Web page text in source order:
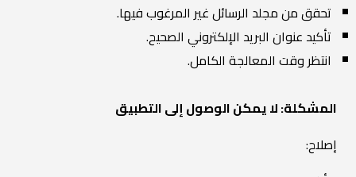
تحقق من مجلد الرسائل غير المرغوب فيها.
تأكيد عنوان البريد الإلكتروني الصحيح.
انتظر وقت المعالجة الكامل.
المشكلة: لا يمكن الوصول إلى التطبيق
إصلاح: